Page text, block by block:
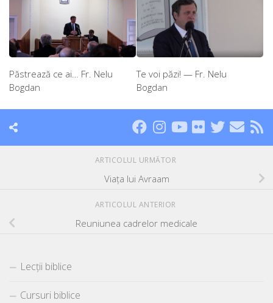
Păstrează ce ai… Fr. Nelu
Bogdan
Te voi păzi! — Fr. Nelu
Bogdan
ARTICOLUL URMĂTOR
Viața lui Avraam
ARTICOLUL ANTERIOR
Reuniunea cadrelor medicale
Lecții biblice
Cursuri biblice